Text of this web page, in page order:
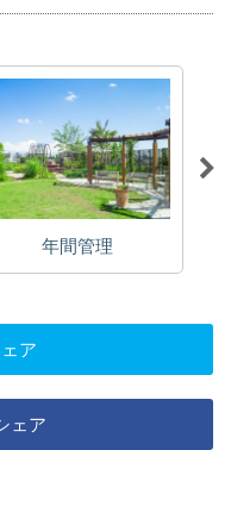
年間管理
ア
ェア